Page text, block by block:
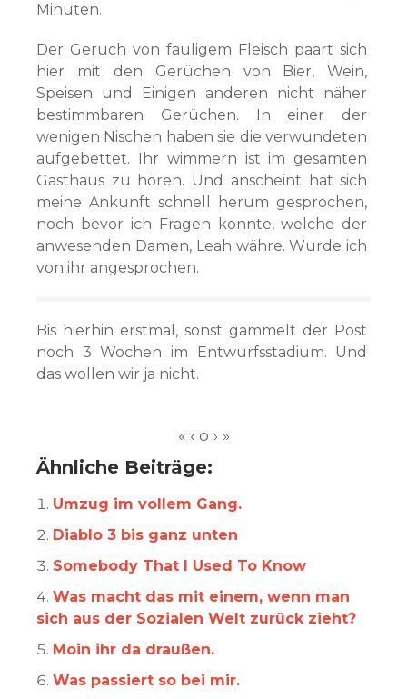
Minuten.
Der Geruch von fauligem Fleisch paart sich
hier mit den Gerüchen von Bier, Wein,
Speisen und Einigen anderen nicht näher
bestimmbaren Gerüchen. In einer der
wenigen Nischen haben sie die verwundeten
aufgebettet. Ihr wimmern ist im gesamten
Gasthaus zu hören. Und anscheint hat sich
meine Ankunft schnell herum gesprochen,
noch bevor ich Fragen konnte, welche der
anwesenden Damen, Leah währe. Wurde ich
von ihr angesprochen.
Bis hierhin erstmal, sonst gammelt der Post
noch 3 Wochen im Entwurfsstadium. Und
das wollen wir ja nicht.
Ähnliche Beiträge:
Umzug im vollem Gang.
Diablo 3 bis ganz unten
Somebody That I Used To Know
Was macht das mit einem, wenn man
sich aus der Sozialen Welt zurück zieht?
Moin ihr da draußen.
Was passiert so bei mir.